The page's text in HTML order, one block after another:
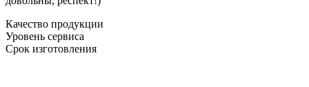
Качество продукции
Уровень сервиса
Срок изготовления